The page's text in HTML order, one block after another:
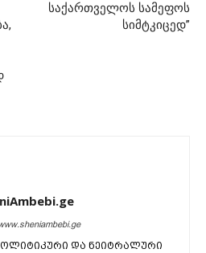
საქართველოს სამეფოს
სიმტკიცედ”
და ნეიტრალური